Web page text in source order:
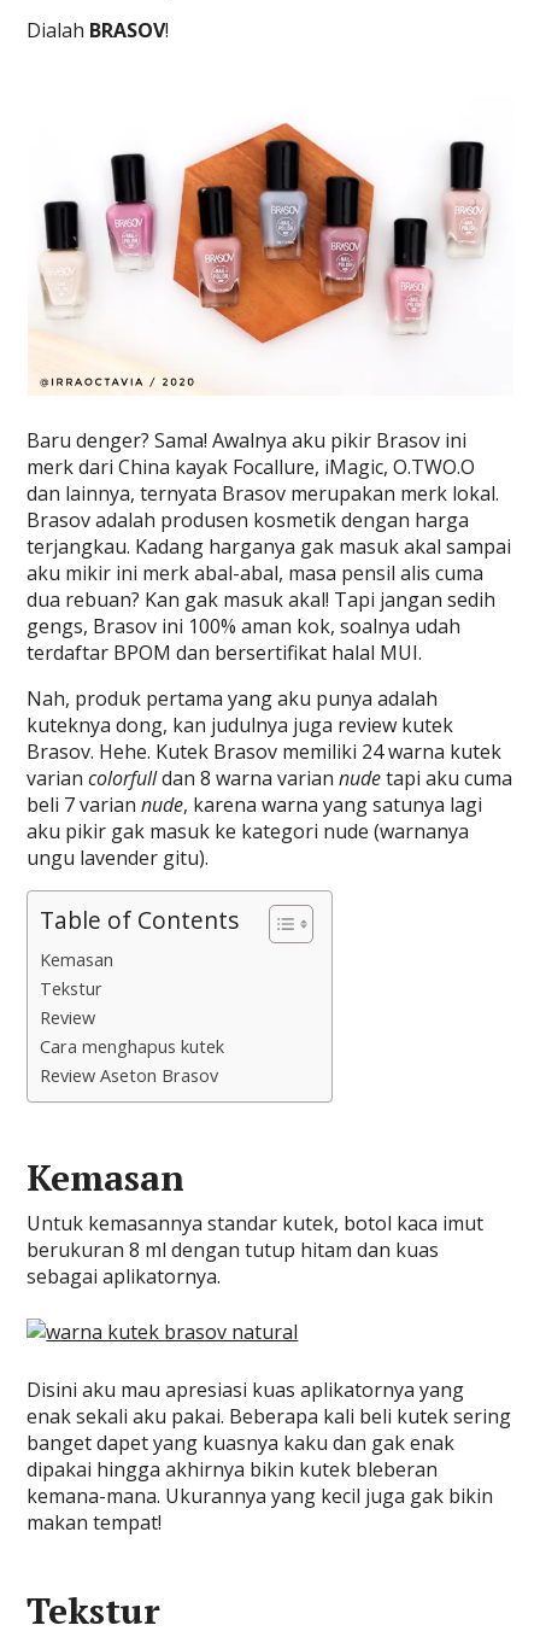
Dialah BRASOV!
Baru denger? Sama! Awalnya aku pikir Brasov ini
merk dari China kayak Focallure, iMagic, O.TWO.O
dan lainnya, ternyata Brasov merupakan merk lokal.
Brasov adalah produsen kosmetik dengan harga
terjangkau. Kadang harganya gak masuk akal sampai
aku mikir ini merk abal-abal, masa pensil alis cuma
dua rebuan? Kan gak masuk akal! Tapi jangan sedih
gengs, Brasov ini 100% aman kok, soalnya udah
terdaftar BPOM dan bersertifikat halal MUI.
Nah, produk pertama yang aku punya adalah
kuteknya dong, kan judulnya juga review kutek
Brasov. Hehe. Kutek Brasov memiliki 24 warna kutek
variancolorfulldan 8 warna variannudetapi aku cuma
beli 7 variannude, karena warna yang satunya lagi
aku pikir gak masuk ke kategori nude (warnanya
ungu lavender gitu).
Table of Contents
Kemasan
Tekstur
Review
Cara menghapus kutek
Review Aseton Brasov
Kemasan
Untuk kemasannya standar kutek, botol kaca imut
berukuran 8 ml dengan tutup hitam dan kuas
sebagai aplikatornya.
Disini aku mau apresiasi kuas aplikatornya yang
enak sekali aku pakai. Beberapa kali beli kutek sering
banget dapet yang kuasnya kaku dan gak enak
dipakai hingga akhirnya bikin kutek bleberan
kemana-mana. Ukurannya yang kecil juga gak bikin
makan tempat!
Tekstur